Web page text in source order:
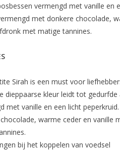
vermengd met vanille en
met donkere chocolade,
met matige tannines.
Sirah is een must voor
dieppaarse kleur leidt tot
met vanille en een licht
warme ceder en vanille
bij het koppelen van voedsel